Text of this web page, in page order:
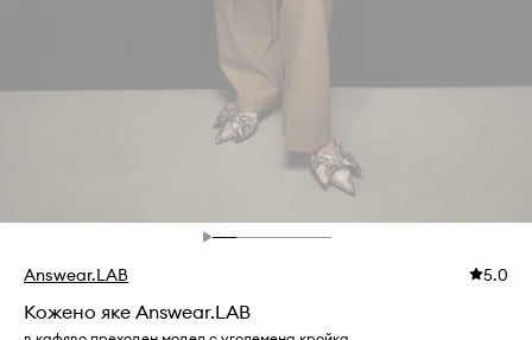
Answear.LAB 5.0
Кожено яке Answear.LAB